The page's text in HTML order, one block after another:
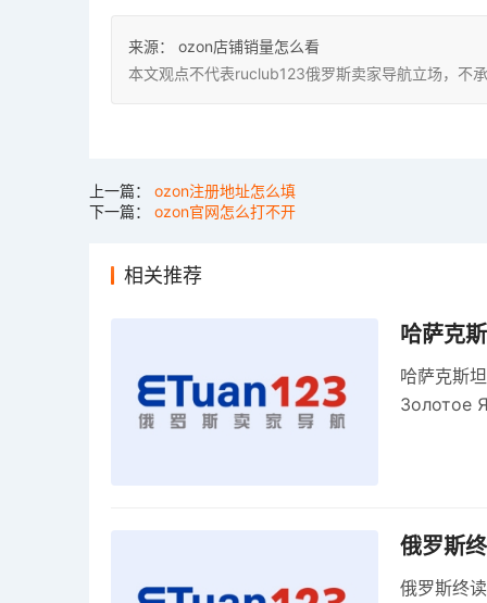
来源：
ozon店铺销量怎么看
本文观点不代表ruclub123俄罗斯卖家导航立场，不
上一篇： ozon注册地址怎么填
下一篇： ozon官网怎么打不开
相关推荐
哈萨克
哈萨克斯
Золотое
俄罗斯
俄罗斯终